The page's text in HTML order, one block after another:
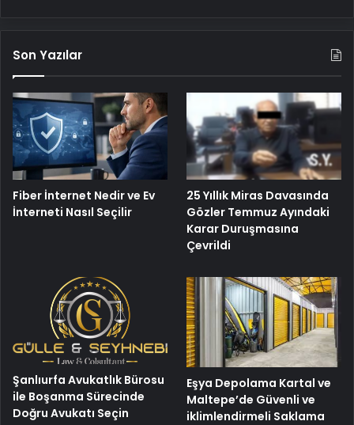
Son Yazılar
Fiber İnternet Nedir ve Ev
İnterneti Nasıl Seçilir
25 Yıllık Miras Davasında
Gözler Temmuz Ayındaki
Karar Duruşmasına
Çevrildi
Şanlıurfa Avukatlık Bürosu
ile Boşanma Sürecinde
Doğru Avukatı Seçin
Eşya Depolama Kartal ve
Maltepe’de Güvenli ve
iklimlendirmeli Saklama